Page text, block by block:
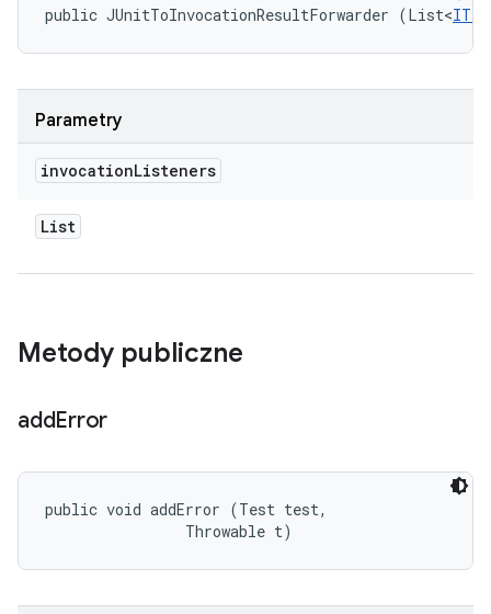
public JUnitToInvocationResultForwarder (List<
Parametry
invocationListeners
List
Metody publiczne
addError
public void addError (Test test,
                Throwable t)